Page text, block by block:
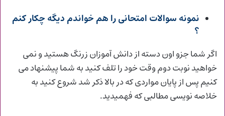
نمونه سوالات امتحانی را هم خواندم دیگه چکار کنم
؟
اگر شما جزو اون دسته از دانش آموزان زرنگ هستید و نمی
خواهید نوبت دوم وقت خود را تلف کنید به شما پیشنهاد می
کنیم پس از پایان مواردی که در بالا ذکر شد شروع کنید به
خلاصه نویسی مطالبی که فهمیدید.